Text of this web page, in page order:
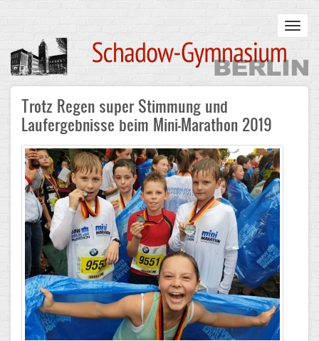
content
Main
navigation
STARTSEITE
UNSERE SCHULE
Infos zum Schulalltag
Was uns wichtig ist
Campus
Sanierung
Schulpartnerschaft
Historisches
Trotz Regen super Stimmung und
Laufergebnisse beim Mini-Marathon 2019